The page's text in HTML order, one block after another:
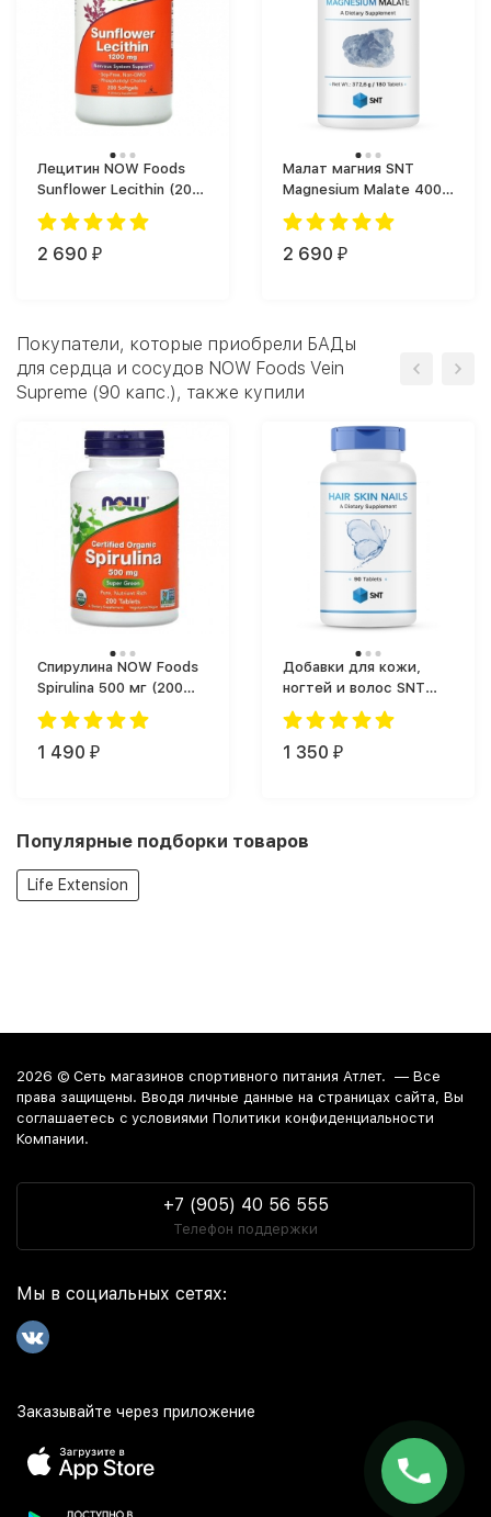
Лецитин NOW Foods
Sunflower Lecithin (200
капс.)
2 690 ₽
Малат магния SNT
Magnesium Malate 400
(180 tabs)
2 690 ₽
Покупатели, которые приобрели БАДы
для сердца и сосудов NOW Foods Vein
Supreme (90 капс.), также купили
Спирулина NOW Foods
Spirulina 500 мг (200
таб.)
1 490 ₽
Добавки для кожи,
ногтей и волос SNT
Hair Skin Nails (90 таб.)
1 350 ₽
Популярные подборки товаров
Life Extension
2026 © Сеть магазинов спортивного питания Атлет. — Все
права защищены. Вводя личные данные на страницах сайта, Вы
соглашаетесь c условиями Политики конфиденциальности
Компании.
+7 (905) 40 56 555
Телефон поддержки
Мы в социальных сетях:
Заказывайте через приложение